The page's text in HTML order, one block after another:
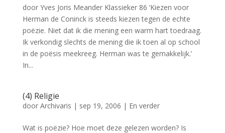
door Yves Joris Meander Klassieker 86 ‘Kiezen voor
Herman de Coninck is steeds kiezen tegen de echte
poëzie. Niet dat ik die mening een warm hart toedraag.
Ik verkondig slechts de mening die ik toen al op school
in de poësis meekreeg. Herman was te gemakkelijk.’
In...
(4) Religie
door Archivaris | sep 19, 2006 | En verder
Wat is poëzie? Hoe moet deze gelezen worden? Is